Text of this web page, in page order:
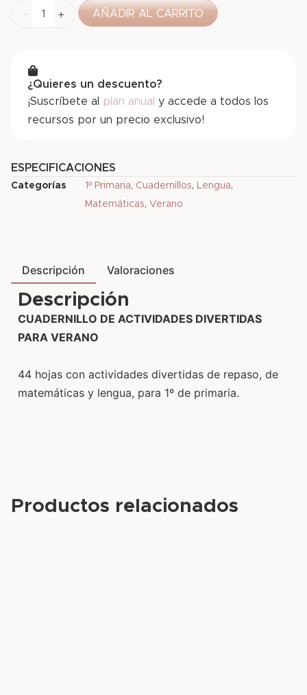
- + AÑADIR AL CARRITO
¿Quieres un descuento?
¡Suscríbete al
plan anual y accede a todos los
recursos por un precio exclusivo!
ESPECIFICACIONES
Categorías 1º Primaria, Cuadernillos, Lengua,
Matemáticas, Verano
Descripción Valoraciones
Descripción
CUADERNILLO DE ACTIVIDADES DIVERTIDAS
PARA VERANO
44 hojas con actividades divertidas de repaso, de
matemáticas y lengua, para 1º de primaria.
Productos relacionados